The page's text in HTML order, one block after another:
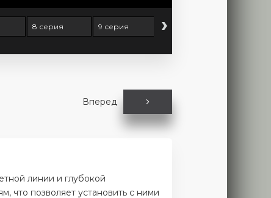
8 серия 9 серия 10 серия
›
Вперед
линии и глубокой
что позволяет установить с ними